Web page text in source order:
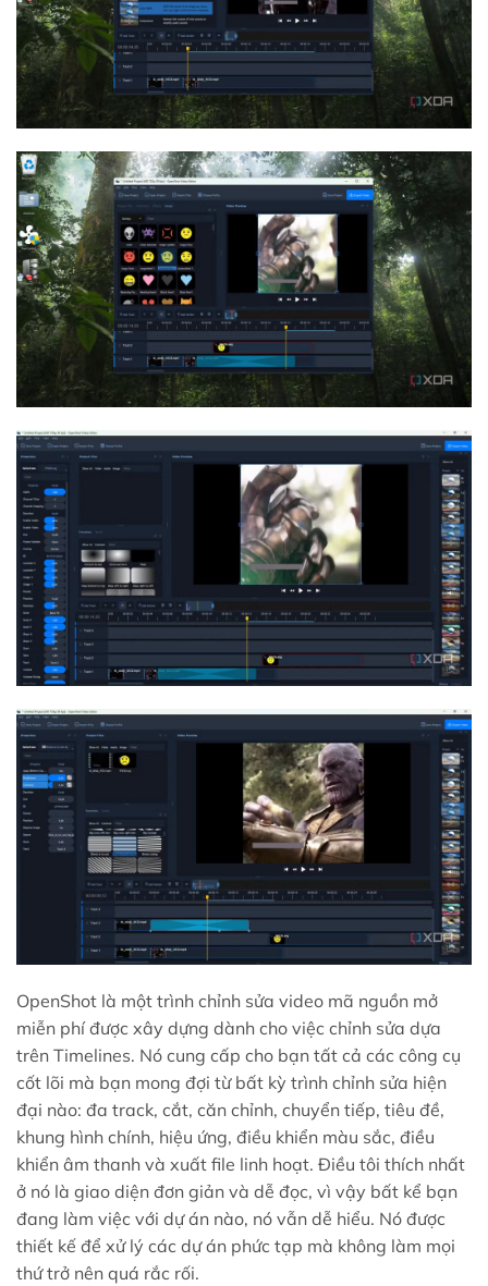
OpenShot là một trình chỉnh sửa video mã nguồn mở
miễn phí được xây dựng dành cho việc chỉnh sửa dựa
trên Timelines. Nó cung cấp cho bạn tất cả các công cụ
cốt lõi mà bạn mong đợi từ bất kỳ trình chỉnh sửa hiện
đại nào: đa track, cắt, căn chỉnh, chuyển tiếp, tiêu đề,
khung hình chính, hiệu ứng, điều khiển màu sắc, điều
khiển âm thanh và xuất file linh hoạt. Điều tôi thích nhất
ở nó là giao diện đơn giản và dễ đọc, vì vậy bất kể bạn
đang làm việc với dự án nào, nó vẫn dễ hiểu. Nó được
thiết kế để xử lý các dự án phức tạp mà không làm mọi
thứ trở nên quá rắc rối.